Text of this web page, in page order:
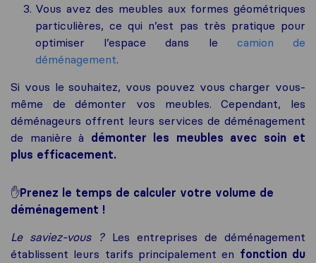
Vous avez des meubles aux formes géométriques
particulières, ce qui n’est pas très pratique pour
optimiser l’espace dans le camion de
déménagement.
Si vous le souhaitez, vous pouvez vous charger vous-
même de démonter vos meubles. Cependant, les
déménageurs offrent leurs services de déménagement
de manière à démonter les meubles avec soin et
plus efficacement.
✋Prenez le temps de calculer votre volume de
déménagement !
Le saviez-vous ?Les entreprises de déménagement
établissent leurs tarifs principalement en fonction du